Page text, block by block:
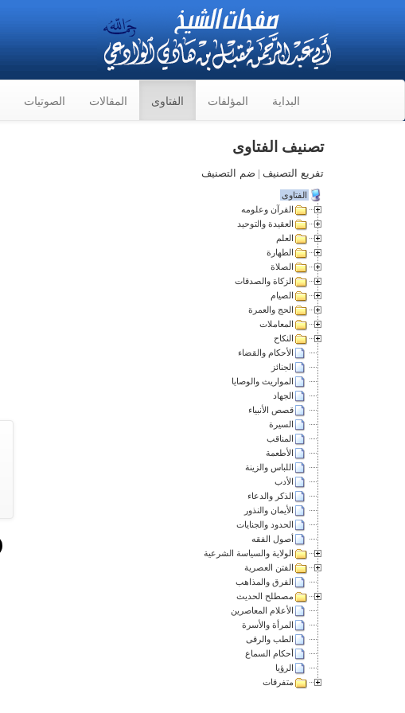
البداية المؤلفات الفتاوى المقالات الصوتيات
تصنيف الفتاوى
تفريع التصنيف | ضم التصنيف
الفتاوى
القرآن وعلومه
العقيدة والتوحيد
العلم
الطهارة
الصلاة
الزكاة والصدقات
الصيام
الحج والعمرة
المعاملات
النكاح
الأحكام والقضاء
الجنائز
المواريث والوصايا
الجهاد
قصص الأنبياء
السيرة
المناقب
الأطعمة
اللباس والزينة
الأدب
الذكر والدعاء
الأيمان والنذور
الحدود والجنايات
أصول الفقه
الولاية والسياسة الشرعية
الفتن العصرية
الفرق والمذاهب
مصطلح الحديث
الأعلام المعاصرين
المرأة والأسرة
الطب والرقى
أحكام السماع
الرؤيا
متفرقات